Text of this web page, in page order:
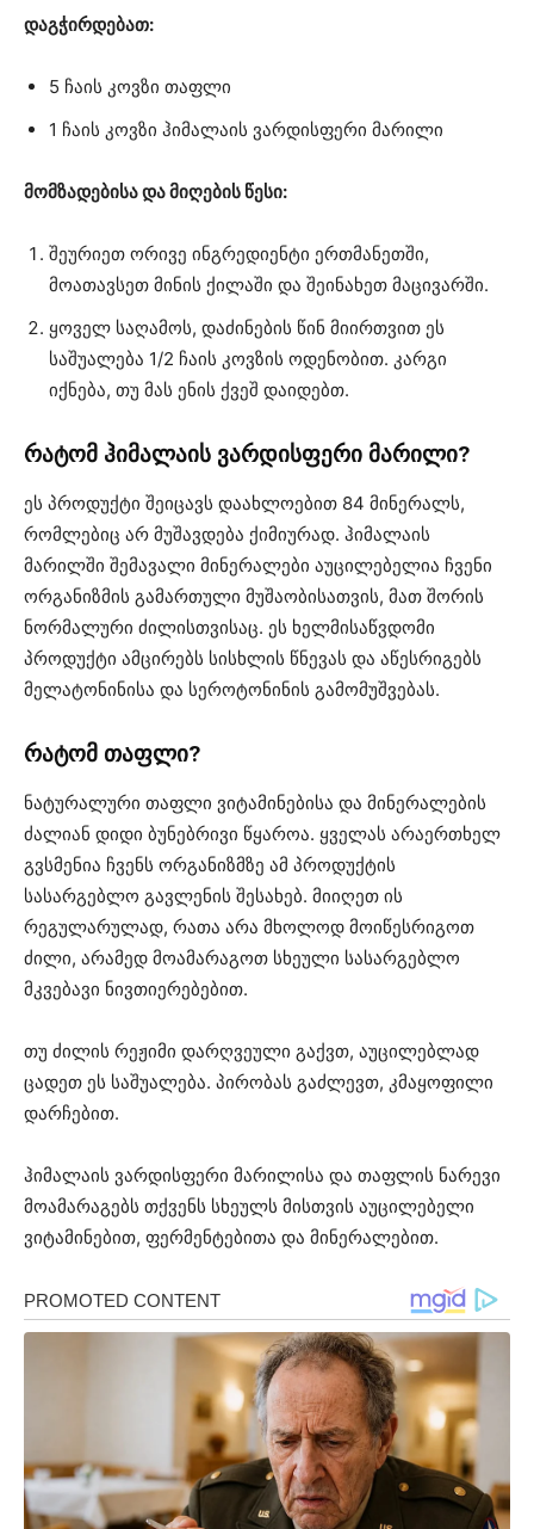
დაგჭირდებათ:
5 ჩაის კოვზი თაფლი
1 ჩაის კოვზი ჰიმალაის ვარდისფერი მარილი
მომზადებისა და მიღების წესი:
შეურიეთ ორივე ინგრედიენტი ერთმანეთში,
მოათავსეთ მინის ქილაში და შეინახეთ მაცივარში.
ყოველ საღამოს, დაძინების წინ მიირთვით ეს
საშუალება 1/2 ჩაის კოვზის ოდენობით. კარგი
იქნება, თუ მას ენის ქვეშ დაიდებთ.
რატომ ჰიმალაის ვარდისფერი მარილი?
ეს პროდუქტი შეიცავს დაახლოებით 84 მინერალს,
რომლებიც არ მუშავდება ქიმიურად. ჰიმალაის
მარილში შემავალი მინერალები აუცილებელია ჩვენი
ორგანიზმის გამართული მუშაობისათვის, მათ შორის
ნორმალური ძილისთვისაც. ეს ხელმისაწვდომი
პროდუქტი ამცირებს სისხლის წნევას და აწესრიგებს
მელატონინისა და სეროტონინის გამომუშვებას.
რატომ თაფლი?
ნატურალური თაფლი ვიტამინებისა და მინერალების
ძალიან დიდი ბუნებრივი წყაროა. ყველას არაერთხელ
გვსმენია ჩვენს ორგანიზმზე ამ პროდუქტის
სასარგებლო გავლენის შესახებ. მიიღეთ ის
რეგულარულად, რათა არა მხოლოდ მოიწესრიგოთ
ძილი, არამედ მოამარაგოთ სხეული სასარგებლო
მკვებავი ნივთიერებებით.
თუ ძილის რეჟიმი დარღვეული გაქვთ, აუცილებლად
ცადეთ ეს საშუალება. პირობას გაძლევთ, კმაყოფილი
დარჩებით.
ჰიმალაის ვარდისფერი მარილისა და თაფლის ნარევი
მოამარაგებს თქვენს სხეულს მისთვის აუცილებელი
ვიტამინებით, ფერმენტებითა და მინერალებით.